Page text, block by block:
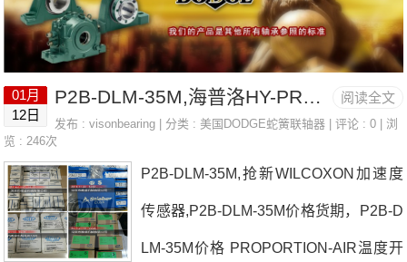
阅读全文
01月
12日
P2B-DLM-35M,海普洛HY-PRO油液分析设备
发布 :visonbearing | 分类 :美国DODGE蛇簧联轴器 | 评论 : 0 | 浏
览 : 246次
P2B-DLM-35M,抢新WILCOXON加速度
传感器,P2B-DLM-35M价格货期，P2B-D
LM-35M价格 PROPORTION-AIR温度开